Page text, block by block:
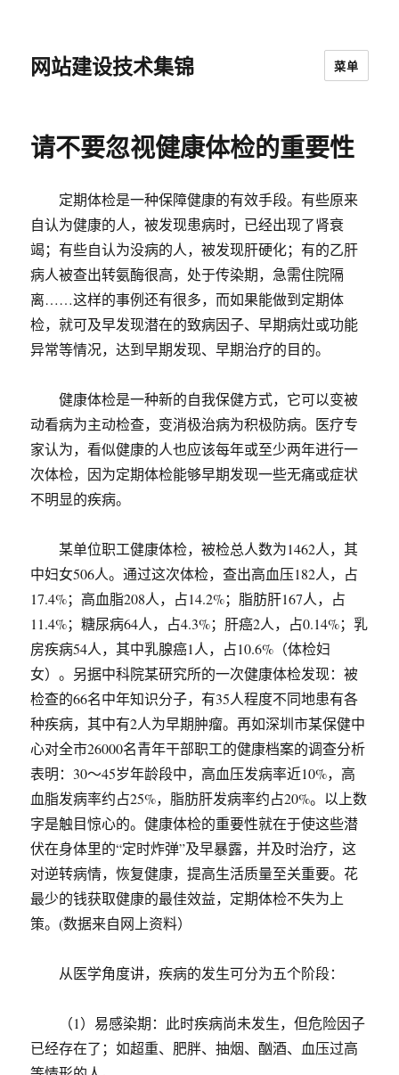
网站建设技术集锦 菜单
请不要忽视健康体检的重要性
定期体检是一种保障健康的有效手段。有些原来
自认为健康的人，被发现患病时，已经出现了肾衰
竭；有些自认为没病的人，被发现肝硬化；有的乙肝
病人被查出转氨酶很高，处于传染期，急需住院隔
离……这样的事例还有很多，而如果能做到定期体
检，就可及早发现潜在的致病因子、早期病灶或功能
异常等情况，达到早期发现、早期治疗的目的。
健康体检是一种新的自我保健方式，它可以变被
动看病为主动检查，变消极治病为积极防病。医疗专
家认为，看似健康的人也应该每年或至少两年进行一
次体检，因为定期体检能够早期发现一些无痛或症状
不明显的疾病。
某单位职工健康体检，被检总人数为1462人，其
中妇女506人。通过这次体检，查出高血压182人，占
17.4%；高血脂208人，占14.2%；脂肪肝167人，占
11.4%；糖尿病64人，占4.3%；肝癌2人，占0.14%；乳
房疾病54人，其中乳腺癌1人，占10.6%（体检妇
女）。另据中科院某研究所的一次健康体检发现：被
检查的66名中年知识分子，有35人程度不同地患有各
种疾病，其中有2人为早期肿瘤。再如深圳市某保健中
心对全市26000名青年干部职工的健康档案的调查分析
表明：30～45岁年龄段中，高血压发病率近10%，高
血脂发病率约占25%，脂肪肝发病率约占20%。以上数
字是触目惊心的。健康体检的重要性就在于使这些潜
伏在身体里的“定时炸弹”及早暴露，并及时治疗，这
对逆转病情，恢复健康，提高生活质量至关重要。花
最少的钱获取健康的最佳效益，定期体检不失为上
策。(数据来自网上资料）
从医学角度讲，疾病的发生可分为五个阶段：
（1）易感染期：此时疾病尚未发生，但危险因子
已经存在了；如超重、肥胖、抽烟、酗酒、血压过高